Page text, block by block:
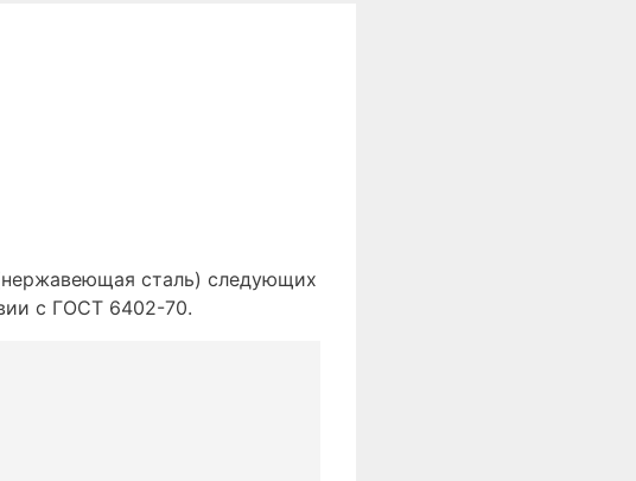
сталь) следующих
с ГОСТ 6402-70.